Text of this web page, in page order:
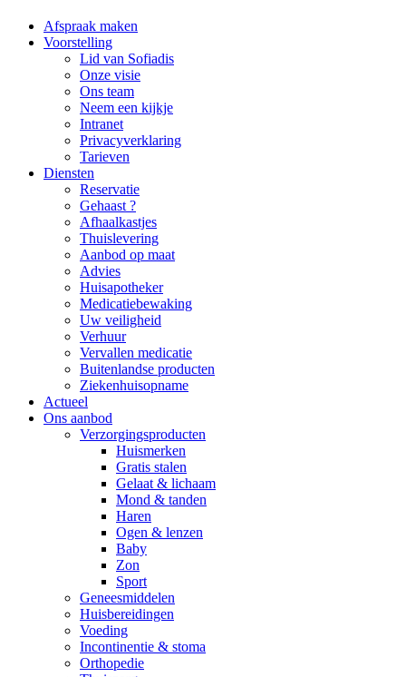
Afspraak maken
Voorstelling
Lid van Sofiadis
Onze visie
Ons team
Neem een kijkje
Intranet
Privacyverklaring
Tarieven
Diensten
Reservatie
Gehaast ?
Afhaalkastjes
Thuislevering
Aanbod op maat
Advies
Huisapotheker
Medicatiebewaking
Uw veiligheid
Verhuur
Vervallen medicatie
Buitenlandse producten
Ziekenhuisopname
Actueel
Ons aanbod
Verzorgingsproducten
Huismerken
Gratis stalen
Gelaat & lichaam
Mond & tanden
Haren
Ogen & lenzen
Baby
Zon
Sport
Geneesmiddelen
Huisbereidingen
Voeding
Incontinentie & stoma
Orthopedie